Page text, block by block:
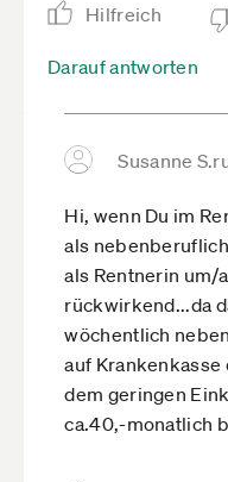
Hilfreich
Darauf antworten
Susanne
Hi, wenn Du im
als
als Rentnerin um/
rückwirkend...da
wöchentlich
auf
dem geringen
ca.40,-monatlich